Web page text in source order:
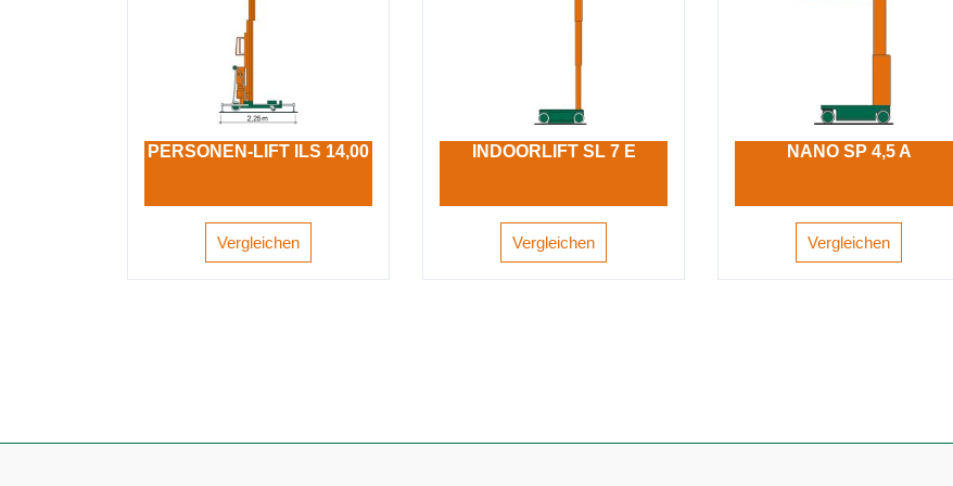
PERSONEN-LIFT ILS 14,00
Vergleichen
INDOORLIFT SL 7 E
Vergleichen
NANO SP 4,5 A
Vergleichen